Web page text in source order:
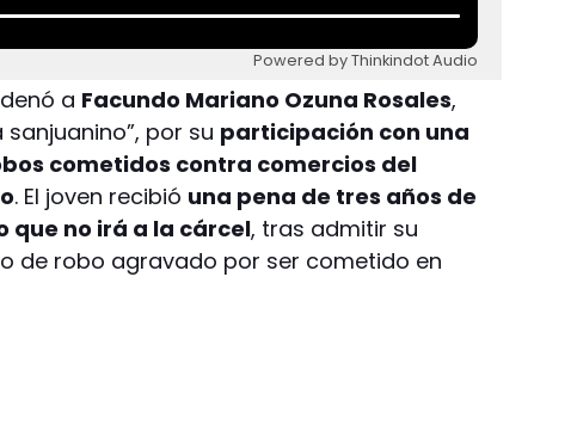
Powered by Thinkindot Audio
a Facundo Mariano Ozuna Rosales,
por su participación con una
cometidos contra comercios del
. El joven recibió una pena de tres años de
que no irá a la cárcel, tras admitir su
de robo agravado por ser cometido en